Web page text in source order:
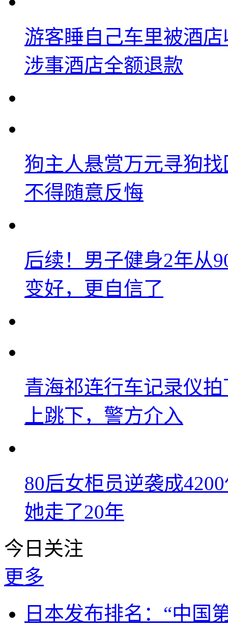
游客睡自己车里被酒
涉事酒店全额退款
狗主人悬赏万元寻狗
不得随意反悔
后续！男子健身2年从
变好，更自信了
青海祁连行车记录仪
上跳下，警方介入
80后女柜员逆袭成
她走了20年
今日关注
更多
日本发布排名：“中国